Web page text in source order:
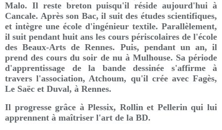
Malo. Il reste breton puisqu'il réside aujourd'hui à
Cancale. Après son Bac, il suit des études scientifiques,
et intègre une école d'ingénieur textile. Parallèlement,
il suit pendant huit ans les cours périscolaires de l'école
des Beaux-Arts de Rennes. Puis, pendant un an, il
prend des cours du soir de nu à Mulhouse. Sa période
d'apprentissage de la bande dessinée s'affirme à
travers l'association, Atchoum, qu'il crée avec Fagès,
Le Saëc et Duval, à Rennes.
Il progresse grâce à Plessix, Rollin et Pellerin qui lui
apprennent à maîtriser l'art de la BD.